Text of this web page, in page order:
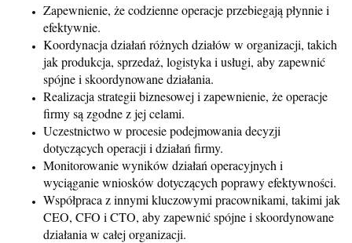
Zapewnienie, że codzienne operacje przebiegają płynnie i
efektywnie.
Koordynacja działań różnych działów w organizacji, takich
jak produkcja, sprzedaż, logistyka i usługi, aby zapewnić
spójne i skoordynowane działania.
Realizacja strategii biznesowej i zapewnienie, że operacje
firmy są zgodne z jej celami.
Uczestnictwo w procesie podejmowania decyzji
dotyczących operacji i działań firmy.
Monitorowanie wyników działań operacyjnych i
wyciąganie wniosków dotyczących poprawy efektywności.
Współpraca z innymi kluczowymi pracownikami, takimi jak
CEO, CFO i CTO, aby zapewnić spójne i skoordynowane
działania w całej organizacji.